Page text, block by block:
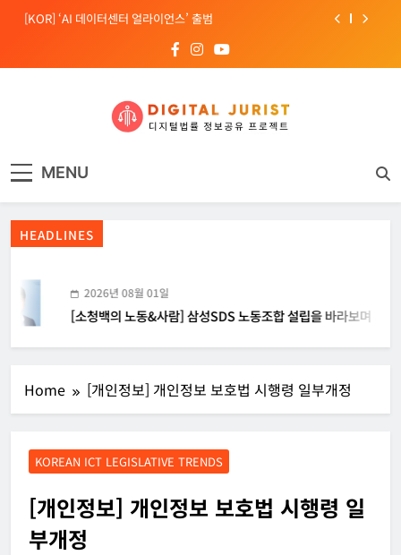
Skip[KOR] ‘AI 데이터센터 얼라이언스’ 출범
[EU] 틱톡의 아동 보호 미흡 관련 예비 조사결과 발표
[Russia] 텔레그램 설립자 파벨 두로프 기소
[KOR] ‘AI 데이터센터 얼라이언스’ 출범
[EU] 틱톡의 아동 보호 미흡 관련 예비 조사결과 발표
MENU
HEADLINES
2026년 08월 01일
[소청백의 노동&사람] 삼성SDS 노동조합 설립을 바라보며
Home [개인정보] 개인정보 보호법 시행령 일부개정
KOREAN ICT LEGISLATIVE TRENDS
[개인정보] 개인정보 보호법 시행령 일
부개정